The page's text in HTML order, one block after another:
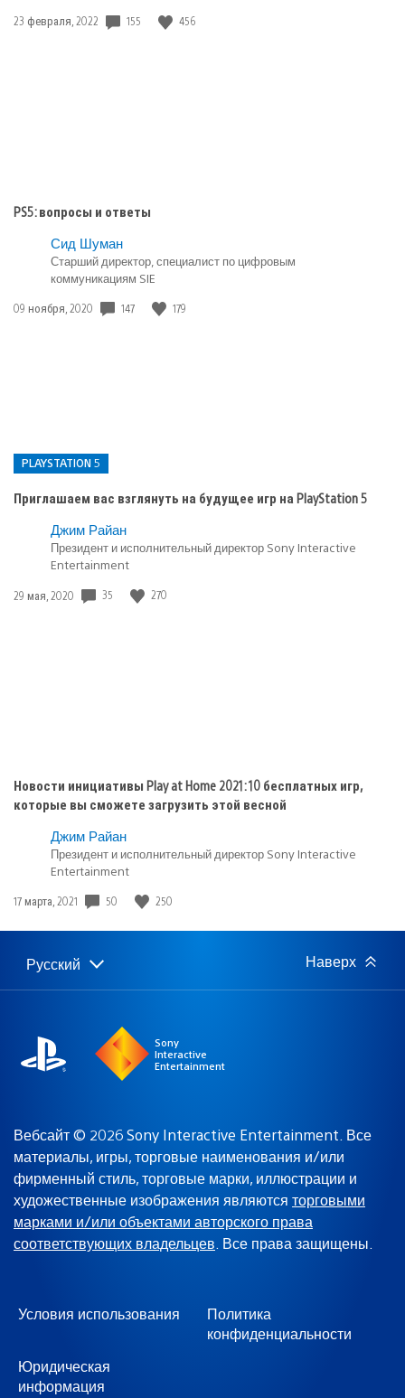
Дата
23 февраля, 2022 155 456
PS5: вопросы и ответы
Сид Шуман
Старший директор, специалист по цифровым
коммуникациям SIE
Дата
09 ноября, 2020 147 179
PLAYSTATION 5
Приглашаем вас взглянуть на будущее игр на PlayStation 5
Опубликовано
PlayStation
5
Джим Райан
Президент и исполнительный директор Sony Interactive
Entertainment
Дата
29 мая, 2020 35 270
Новости инициативы Play at Home 2021: 10 бесплатных игр,
которые вы сможете загрузить этой весной
Джим Райан
Президент и исполнительный директор Sony Interactive
Entertainment
Дата
17 марта, 2021 50 250
Выбор
Выбранный
Русский Наверх
Sony
Interactive
Entertainment
Вебсайт © 2026 Sony Interactive Entertainment. Все
материалы, игры, торговые наименования и/или
фирменный стиль, торговые марки, иллюстрации и
художественные изображения являются торговыми
марками и/или объектами авторского права
соответствующих владельцев. Все права защищены.
Условия использования
Политика
конфиденциальности
Юридическая
информация